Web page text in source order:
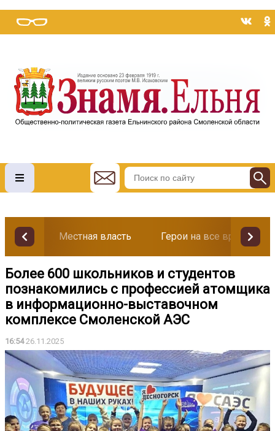
Местная власть Герои на все времена
Более 600 школьников и студентов
познакомились с профессией атомщика
в информационно-выставочном
комплексе Смоленской АЭС
16:5426.11.2025